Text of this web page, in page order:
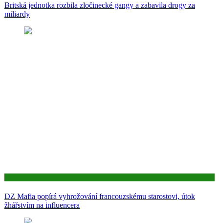
Britská jednotka rozbila zločinecké gangy a zabavila drogy za
miliardy
DZ Mafia popírá vyhrožování francouzskému starostovi, útok
žhářstvím na influencera